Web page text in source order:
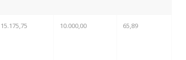
15.175,75 10.000,00 65,89